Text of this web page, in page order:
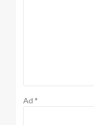
Ad *